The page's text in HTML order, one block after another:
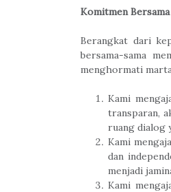
Komitmen
Berangkat dari
bersama-sama
menghormati
Kami
transparan,
ruang dialog
Kami
dan
menjadi
Kami